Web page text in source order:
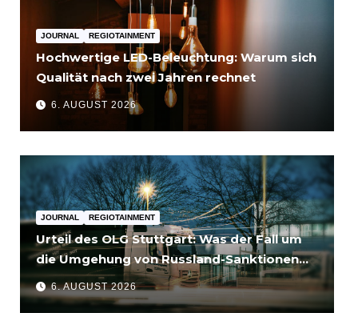
JOURNAL REGIOTAINMENT
Hochwertige LED-Beleuchtung: Warum sich
Qualität nach zwei Jahren rechnet
6. AUGUST 2026
JOURNAL REGIOTAINMENT
Urteil des OLG Stuttgart: Was der Fall um
die Umgehung von Russland-Sanktionen
für Unternehmen bedeutet
6. AUGUST 2026